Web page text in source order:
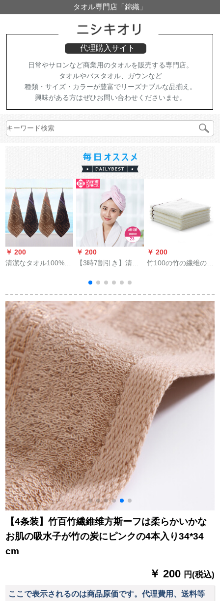
タオル専門店「錦織」
代理購入サイト
日常やサロンなど商業用のタオルを販売する専門店。
タオルやバスタオル、ガウンなど
種類・サイズ・カラーが豊富でリーズナブルな品揃え。
興味がある方はぜひお問い合わせくださいませ。
￥ 200
清潔なタオル100%厚
ゃんの男の人です。
カープは顔を洗って
くれます。小さぃぃ
タオルを拭いてくだ
さい。2深2 34*34 cm
です。
￥ 200
【3時7割引き】清潔
い水を吸入します。
タマを拭いて髪を乾
かします。ぐぐぐぐ
ぐぐぐぐぐぐたたた
たたたたたーの帽子1
15 g 65*25 cm 2本-ぴ
ンク+紫
￥ 200
竹100の竹の繊维の皮
の素色の金色の4本の
34*34 cmに供えま
す。
【4条装】竹百竹繊維维方斯ーフは柔らかいかな
お肌の吸水子が竹の炭にピンクの4本入り34*34
cm
￥ 200 円(税込)
ここで表示されるのは商品原価です。代理費用、送料等